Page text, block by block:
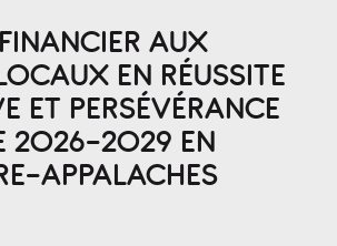
AUX
EN RÉUSSITE
ET PERSÉVÉRANCE
2026-2029 EN
APPALACHES